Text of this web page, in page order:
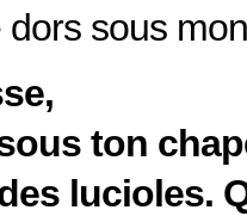
dors sous
ton
lucioles.